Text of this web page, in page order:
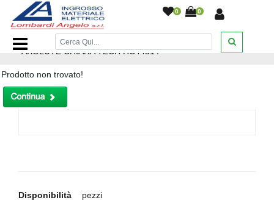
0 0
Home Page/CRONOTERMOSTATO RETROILLUMINATO
AXOLUTE CHIARA TECH HC4451/
Prodotto non trovato!
Disponibilità pezzi